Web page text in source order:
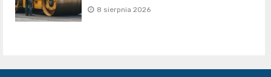
8 sierpnia 2026